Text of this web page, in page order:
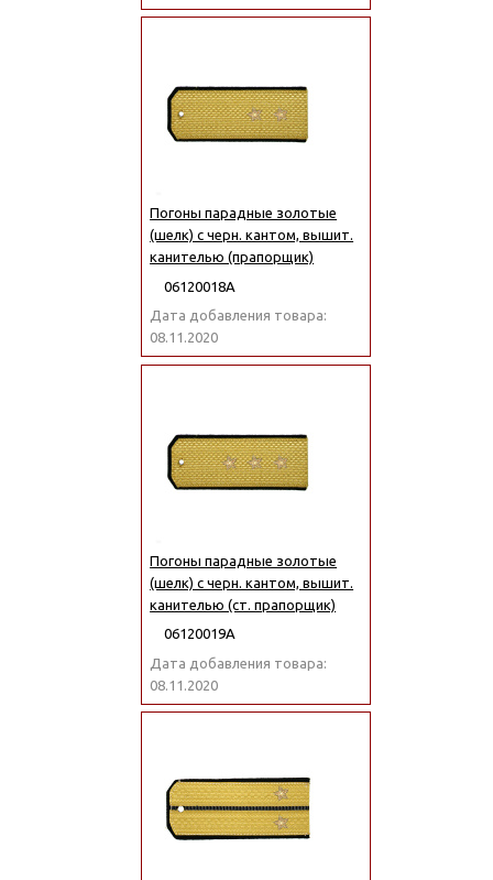
Погоны парадные золотые
(шелк) с черн. кантом, вышит.
канителью (прапорщик)
06120018А
Дата добавления товара:
08.11.2020
Погоны парадные золотые
(шелк) с черн. кантом, вышит.
канителью (ст. прапорщик)
06120019А
Дата добавления товара:
08.11.2020